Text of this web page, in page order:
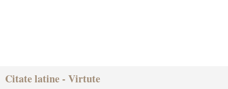
Citate latine - Virtute